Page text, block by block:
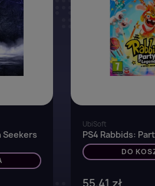
Seekers
UbiSoft
PS4 Rabbids:
DO